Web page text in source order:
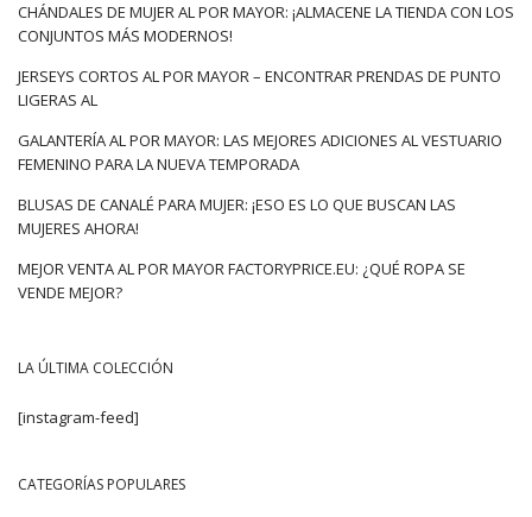
CHÁNDALES DE MUJER AL POR MAYOR: ¡ALMACENE LA TIENDA CON LOS
CONJUNTOS MÁS MODERNOS!
JERSEYS CORTOS AL POR MAYOR – ENCONTRAR PRENDAS DE PUNTO
LIGERAS AL
GALANTERÍA AL POR MAYOR: LAS MEJORES ADICIONES AL VESTUARIO
FEMENINO PARA LA NUEVA TEMPORADA
BLUSAS DE CANALÉ PARA MUJER: ¡ESO ES LO QUE BUSCAN LAS
MUJERES AHORA!
MEJOR VENTA AL POR MAYOR FACTORYPRICE.EU: ¿QUÉ ROPA SE
VENDE MEJOR?
LA ÚLTIMA COLECCIÓN
[instagram-feed]
CATEGORÍAS POPULARES